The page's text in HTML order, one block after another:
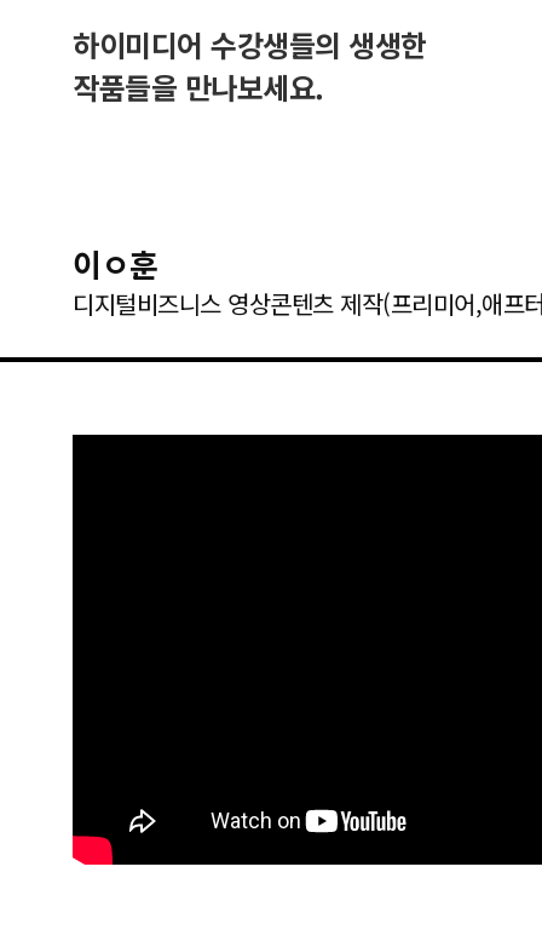
하이미디어 수강생들의 생생한
작품들을 만나보세요.
이ㅇ훈
디지털비즈니스 영상콘텐츠 제작(프리미어,애프